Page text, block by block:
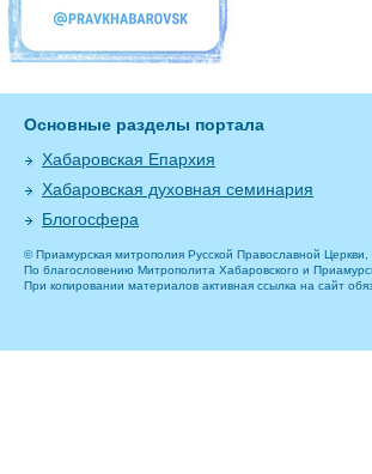
Основные разделы портала
Хабаровская Епархия
Хабаровская духовная семинария
Блогосфера
© Приамурская митрополия Русской Православной
По благословению Митрополита Хабаровского и
При копировании материалов активная ссылка на сайт